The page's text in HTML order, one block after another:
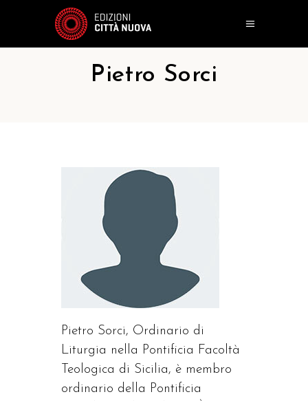
Pietro Sorci
Pietro Sorci, Ordinario di
Liturgia nella Pontificia Facoltà
Teologica di Sicilia, è membro
ordinario della Pontificia